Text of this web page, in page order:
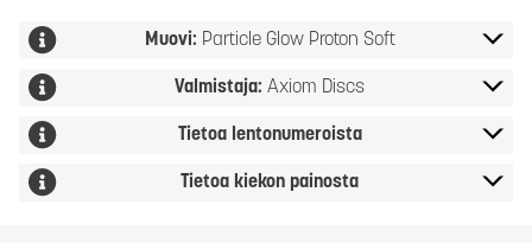
Muovi: Particle Glow Proton Soft
Valmistaja: Axiom Discs
Tietoa lentonumeroista
Tietoa kiekon painosta